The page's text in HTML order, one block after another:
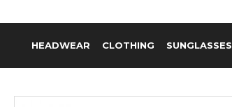
HEADWEAR CLOTHING SUNGLASSES